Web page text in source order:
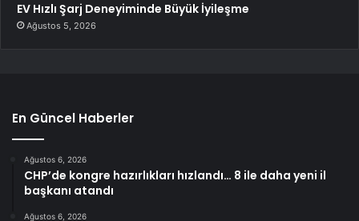
EV Hızlı Şarj Deneyiminde Büyük İyileşme
Ağustos 5, 2026
En Güncel Haberler
Ağustos 6, 2026
CHP’de kongre hazırlıkları hızlandı… 8 ile daha yeni il
başkanı atandı
Ağustos 6, 2026